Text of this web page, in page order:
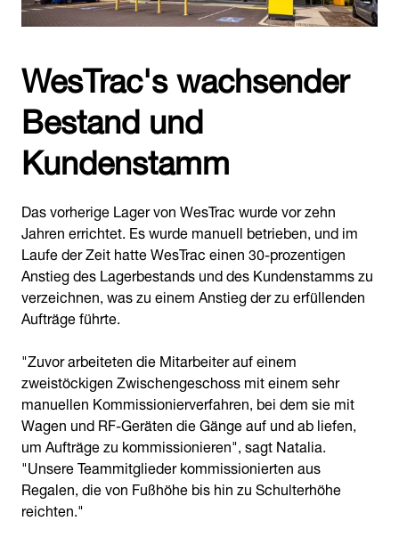
WesTrac's wachsender
Bestand und
Kundenstamm
Das vorherige Lager von WesTrac wurde vor zehn
Jahren errichtet. Es wurde manuell betrieben, und im
Laufe der Zeit hatte WesTrac einen 30-prozentigen
Anstieg des Lagerbestands und des Kundenstamms zu
verzeichnen, was zu einem Anstieg der zu erfüllenden
Aufträge führte.
"Zuvor arbeiteten die Mitarbeiter auf einem
zweistöckigen Zwischengeschoss mit einem sehr
manuellen Kommissionierverfahren, bei dem sie mit
Wagen und RF-Geräten die Gänge auf und ab liefen,
um Aufträge zu kommissionieren", sagt Natalia.
"Unsere Teammitglieder kommissionierten aus
Regalen, die von Fußhöhe bis hin zu Schulterhöhe
reichten."